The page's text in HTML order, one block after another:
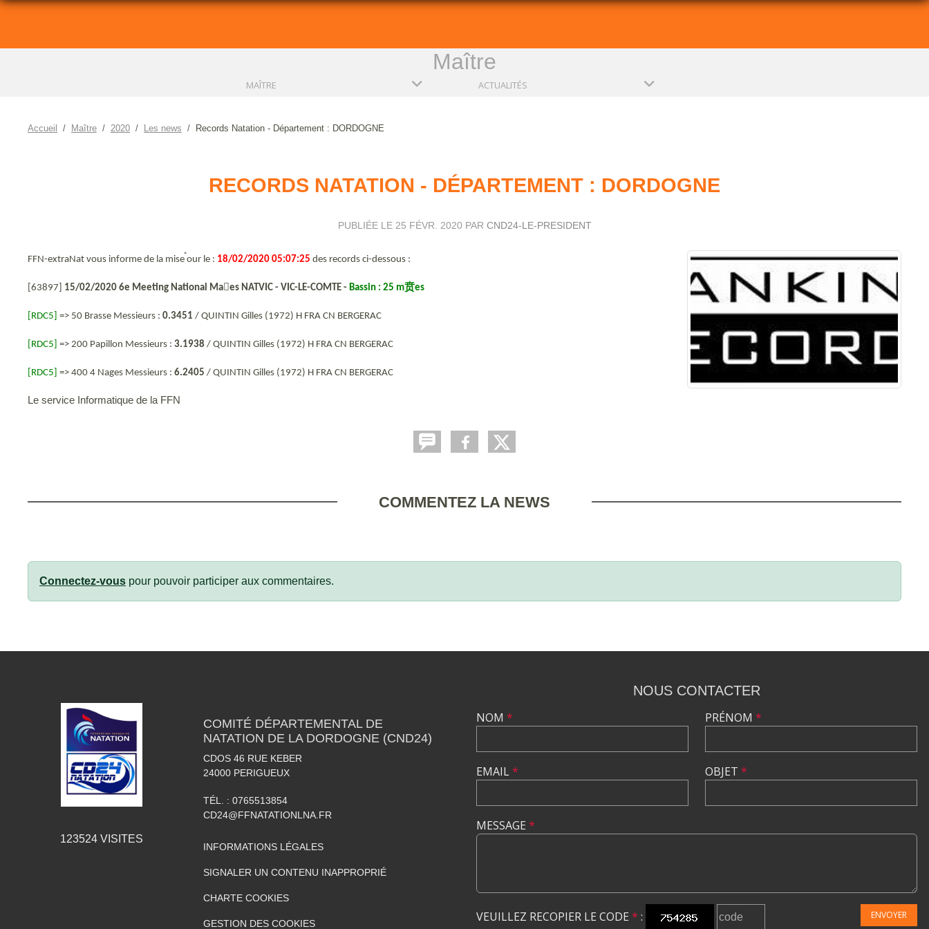
Maître
MAÎTRE ACTUALITÉS
Accueil Maître 2020 Les news Records Natation - Département : DORDOGNE
RECORDS NATATION - DÉPARTEMENT : DORDOGNE
PUBLIÉE LE 25 FÉVR. 2020 PAR CND24-LE-PRESIDENT
FFN-extraNat vous informe de la mise ࠪour le : 18/02/2020 05:07:25 des records ci-dessous :
[63897] 15/02/2020 6e Meeting National Maes NATVIC - VIC-LE-COMTE - Bassin : 25 m贲es
[RDC5] => 50 Brasse Messieurs : 0.3451 / QUINTIN Gilles (1972) H FRA CN BERGERAC
[RDC5] => 200 Papillon Messieurs : 3.1938 / QUINTIN Gilles (1972) H FRA CN BERGERAC
[RDC5] => 400 4 Nages Messieurs : 6.2405 / QUINTIN Gilles (1972) H FRA CN BERGERAC
Le service Informatique de la FFN
COMMENTEZ LA NEWS
Connectez-vous pour pouvoir participer aux commentaires.
123524 VISITES
COMITÉ DÉPARTEMENTAL DE
NATATION DE LA DORDOGNE (CND24)
CDOS 46 RUE KEBER
24000 PERIGUEUX
TÉL. : 0765513854
CD24@FFNATATIONLNA.FR
INFORMATIONS LÉGALES
SIGNALER UN CONTENU INAPPROPRIÉ
CHARTE COOKIES
GESTION DES COOKIES
NOUS CONTACTER
NOM *
EMAIL*
PRÉNOM *
OBJET *
MESSAGE *
VEUILLEZ RECOPIER LE CODE * : ENVOYER